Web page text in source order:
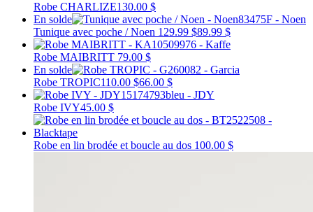
Robe CHARLIZE130.00 $
En solde
Tunique avec poche / Noen 129.99 $89.99 $
Robe MAIBRITT 79.00 $
En solde
Robe TROPIC110.00 $66.00 $
Robe IVY45.00 $
Robe en lin brodée et boucle au dos 100.00 $